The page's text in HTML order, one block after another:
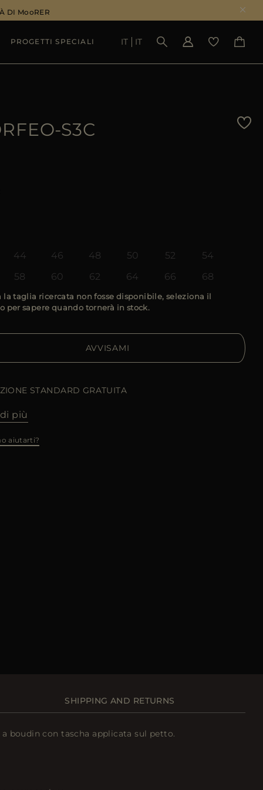
DI MooRER
VEDI RISULTATI
PROGETTI SPECIALI IT IT
S3C
44 46 48 50 52
54
58 60 62 64 66 68
la taglia ricercata non fosse disponibile, seleziona il
per sapere quando tornerà in stock.
AVVISAMI
STANDARD GRATUITA
più
aiutarti?
SHIPPING AND RETURNS
boudin con tascha applicata sul petto.